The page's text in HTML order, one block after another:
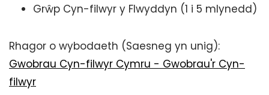
Grŵp Cyn-filwyr y Flwyddyn (1 i 5 mlynedd)
Rhagor o wybodaeth (Saesneg yn unig):
Gwobrau Cyn-filwyr Cymru - Gwobrau'r Cyn-
filwyr